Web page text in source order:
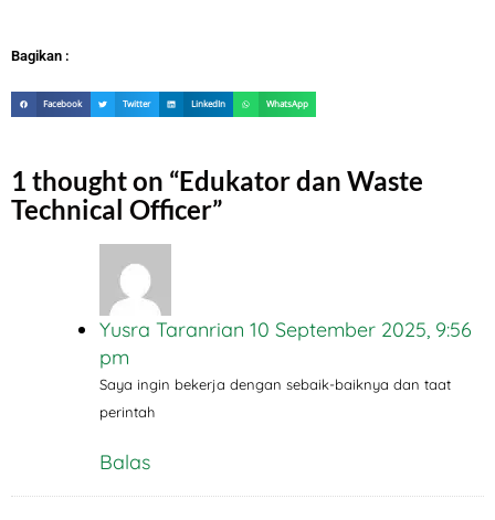
Bagikan :
Facebook Twitter LinkedIn WhatsApp
1 thought on “Edukator dan Waste
Technical Officer”
Yusra Taranrian 10 September 2025, 9:56
pm
Saya ingin bekerja dengan sebaik-baiknya dan taat
perintah
Balas